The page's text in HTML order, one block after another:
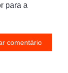
para a